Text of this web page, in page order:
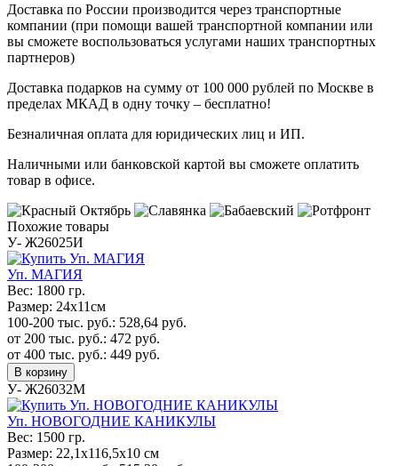
Доставка по России производится через транспортные
компании (при помощи вашей транспортной компании или
вы сможете воспользоваться услугами наших транспортных
партнеров)
Доставка подарков на сумму от 100 000 рублей по Москве в
пределах МКАД в одну точку – бесплатно!
Безналичная оплата для юридических лиц и ИП.
Наличными или банковской картой вы сможете оплатить
товар в офисе.
Похожие товары
У- Ж26025И
Уп. МАГИЯ
Вес: 1800 гр.
Размер: 24х11см
100-200 тыс. руб.: 528,64 руб.
от 200 тыс. руб.: 472 руб.
от 400 тыс. руб.: 449 руб.
В корзину
У- Ж26032М
Уп. НОВОГОДНИЕ КАНИКУЛЫ
Вес: 1500 гр.
Размер: 22,1х116,5х10 см